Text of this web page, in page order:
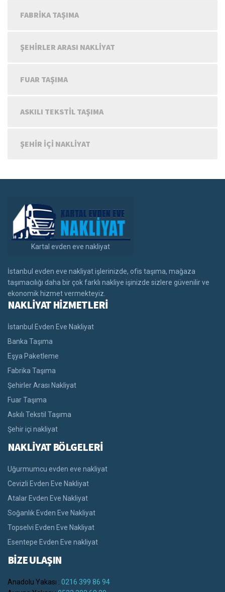
FABRIKA TAŞIMA
ŞEHIRLER ARASI NAKLIYAT
FUAR TAŞIMA
ASKILI TEKSTIL TAŞIMA
ŞEHIR IÇI NAKLIYAT
Kartal evden eve nakliyat
İstanbul evden eve nakliyat işlerinizde, ofis taşıma, mağaza
taşımacılığı daha bir çok farklı nakliye işinizde sizlere güvenilir ve
ekonomik hizmet vermekteyiz.
NAKLİYAT HİZMETLERİ
İstanbul Evden Eve Nakliyat
Banka Taşıma
Eşya Paketleme
Fabrika Taşıma
Şehirler Arası Nakliyat
Fuar Taşıma
Askılı Tekstil Taşıma
Şehir içi nakliyat
NAKLİYAT BÖLGELERİ
Uğurmumcu evden eve nakliyat
Cevizli Evden Eve Nakliyat
Atalar Evden Eve Nakliyat
Soğanlık Evden Eve Nakliyat
Topselvi Evden Eve Nakliyat
Esentepe Evden Eve nakliyat
BİZE ULAŞIN
Anadolu Yakası : 0216 399 86 94